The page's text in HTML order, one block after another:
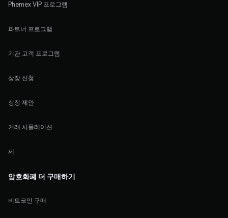
Phemex VIP 프로그램
파트너 프로그램
기관 고객 프로그램
상장 신청
상장 제안
거래 시물레이션
세
암호화폐 더 구매하기
비트코인 구매